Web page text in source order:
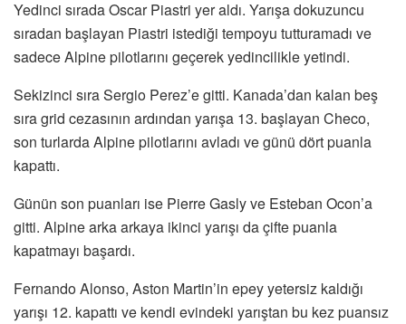
Yedinci sırada Oscar Piastri yer aldı. Yarışa dokuzuncu
sıradan başlayan Piastri istediği tempoyu tutturamadı ve
sadece Alpine pilotlarını geçerek yedincilikle yetindi.
Sekizinci sıra Sergio Perez’e gitti. Kanada’dan kalan beş
sıra grid cezasının ardından yarışa 13. başlayan Checo,
son turlarda Alpine pilotlarını avladı ve günü dört puanla
kapattı.
Günün son puanları ise Pierre Gasly ve Esteban Ocon’a
gitti. Alpine arka arkaya ikinci yarışı da çifte puanla
kapatmayı başardı.
Fernando Alonso, Aston Martin’in epey yetersiz kaldığı
yarışı 12. kapattı ve kendi evindeki yarıştan bu kez puansız